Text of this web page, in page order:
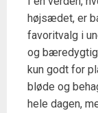
højsædet, er
favoritvalg i
og
kun godt for
bløde og
hele dagen,